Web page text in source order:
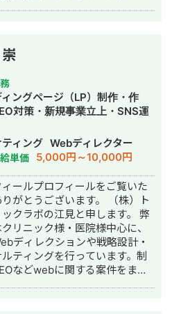
ングページ（LP）制作・作
対策・新規事業立上・SNS運
記事作成代行・ライティン
・ホームページ制作・作成・
作・デザイン・ロゴデザイ
・イラスト制作・リスティン
用代行
ィング Webディレクター
単価 5,000円～10,000円
ィールプロフィールをご覧いた
がとうございます。 （株）ト
クラボの江見と申します。 弊
リニック様・医院様中心に、
ディレクションや戦略設計・
ルティングを行っています。制
などwebに関する案件をまる